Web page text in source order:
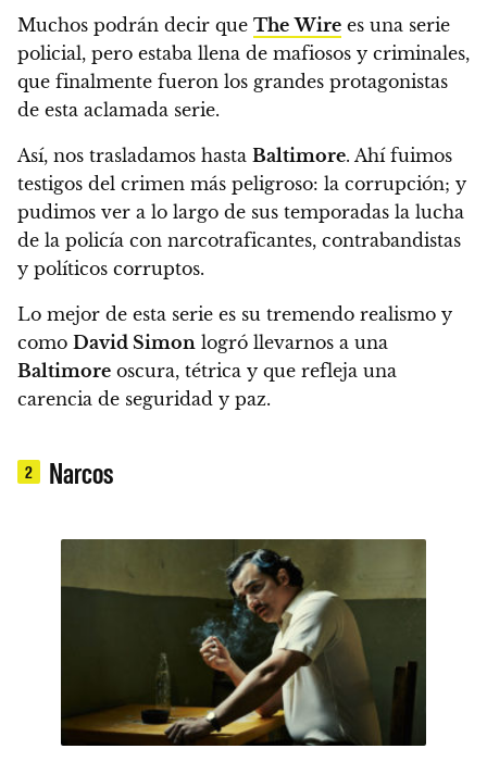
Muchos podrán decir que The Wire es una serie
policial, pero estaba llena de mafiosos y criminales,
que finalmente fueron los grandes protagonistas
de esta aclamada serie.
Así, nos trasladamos hasta Baltimore. Ahí fuimos
testigos del crimen más peligroso: la corrupción; y
pudimos ver a lo largo de sus temporadas la lucha
de la policía con narcotraficantes, contrabandistas
y políticos corruptos.
Lo mejor de esta serie es su tremendo realismo y
como David Simon logró llevarnos a una
Baltimore oscura, tétrica y que refleja una
carencia de seguridad y paz.
2 Narcos